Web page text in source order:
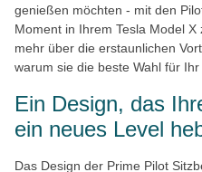
genießen möchten - mit den
Moment in Ihrem Tesla Model
mehr über die erstaunlichen
warum sie die beste Wahl für Ihr
Ein Design, das
ein neues Level
Das Design der Prime Pilot